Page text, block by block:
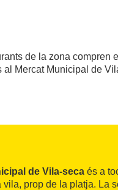
de la zona compren
al Mercat Municipal de
de Vila-seca és a
vila, prop de la platja. La